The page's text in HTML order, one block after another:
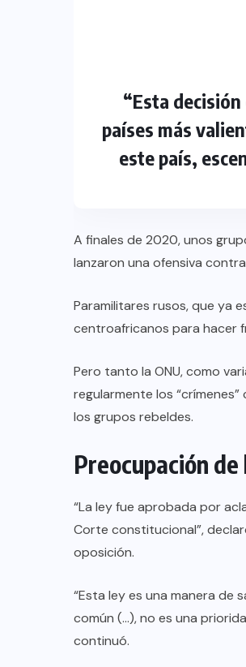
“Esta
países más
este país,
A finales de 2020, unos
lanzaron una ofensiva
Paramilitares rusos, que ya
centroafricanos para hacer
Pero tanto la ONU, como
regularmente los
los grupos rebeldes.
Preocupación
“La ley fue aprobada por
Corte constitucional”,
oposición.
“Esta ley es una manera de
común (…), no es una
continuó.